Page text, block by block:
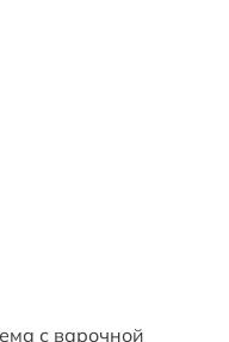
с варочной